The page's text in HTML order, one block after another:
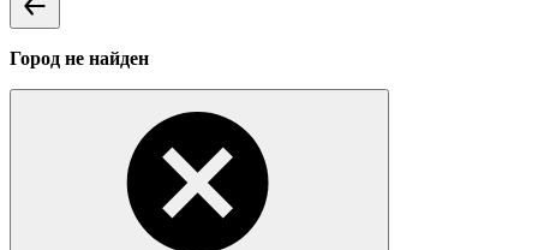
Город не найден